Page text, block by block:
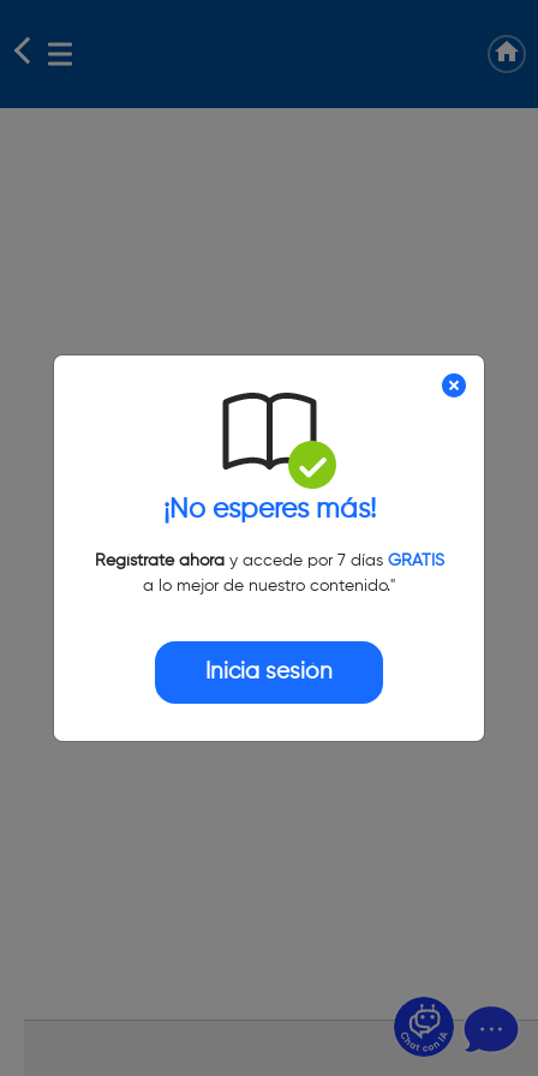
¡No esperes más!
Regístrate ahoray accede por 7 días GRATIS
a lo mejor de nuestro contenido."
Inicia sesión